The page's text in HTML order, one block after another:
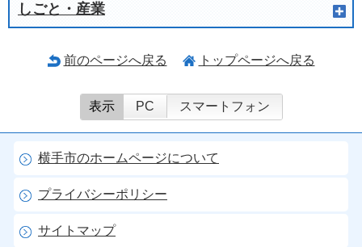
しごと・産業
前のページへ戻る トップページへ戻る
表示 PC スマートフォン
横手市のホームページについて
プライバシーポリシー
サイトマップ